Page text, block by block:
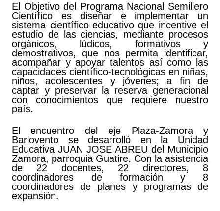
El Objetivo del Programa Nacional Semillero
Científico es diseñar e implementar un
sistema científico-educativo que incentive el
estudio de las ciencias, mediante procesos
orgánicos, lúdicos, formativos y
demostrativos, que nos permita identificar,
acompañar y apoyar talentos así como las
capacidades científico-tecnológicas en niñas,
niños, adolescentes y jóvenes; a fin de
captar y preservar la reserva generacional
con conocimientos que requiere nuestro
país.
El encuentro del eje Plaza-Zamora y
Barlovento se desarrolló en la Unidad
Educativa JUAN JOSE ABREU del Municipio
Zamora, parroquia Guatire. Con la asistencia
de 22 docentes, 22 directores, 8
coordinadores de formación y 8
coordinadores de planes y programas de
expansión.